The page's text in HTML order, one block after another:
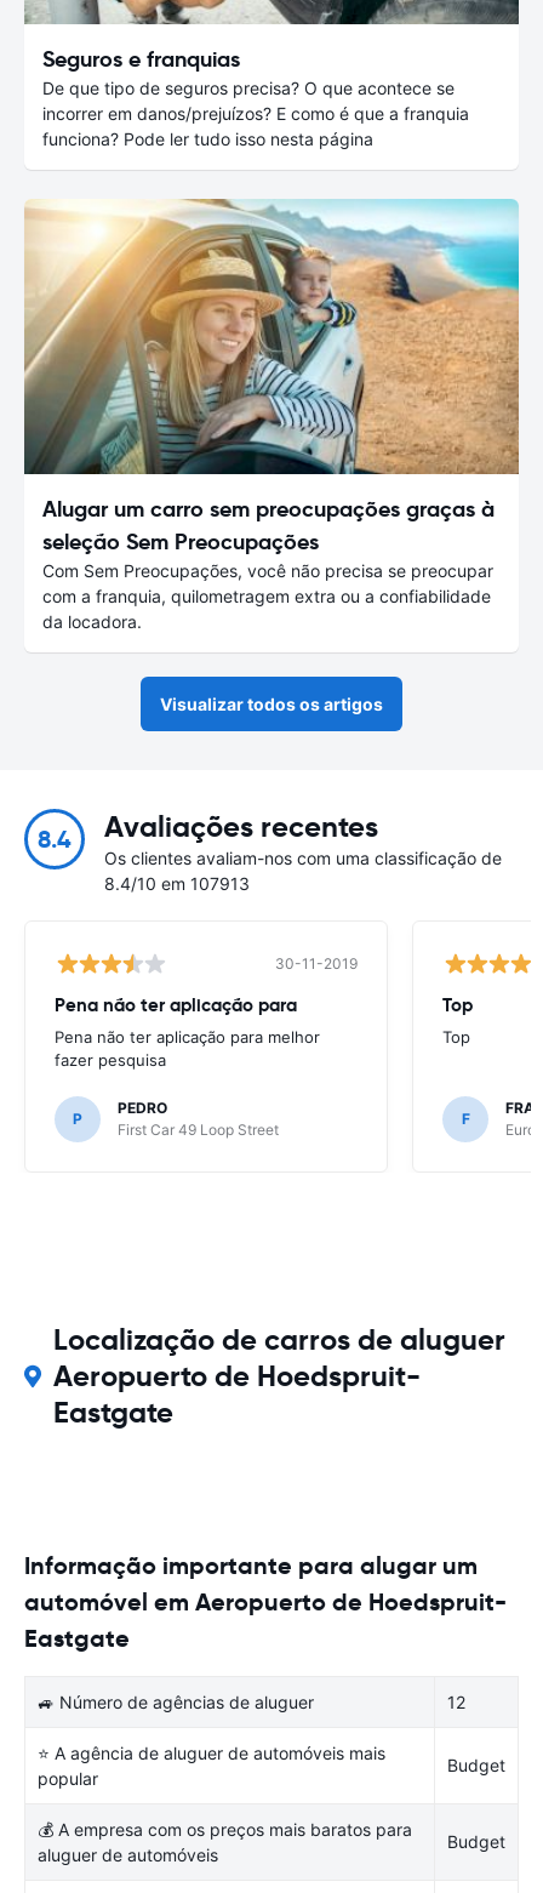
Seguros e franquias
De que tipo de seguros precisa? O que acontece se
incorrer em danos/prejuízos? E como é que a franquia
funciona? Pode ler tudo isso nesta página
Alugar um carro sem preocupações graças à
seleção Sem Preocupações
Com Sem Preocupações, você não precisa se preocupar
com a franquia, quilometragem extra ou a confiabilidade
da locadora.
Visualizar todos os artigos
8.4 Avaliações recentes
Os clientes avaliam-nos com uma classificação de
8.4/10 em 107913
30-11-2019
Pena não ter aplicação para
Pena não ter aplicação para melhor
fazer pesquisa
P
PEDRO
First Car 49 Loop Street
Top
Top
F
Localização de carros de aluguer
Aeropuerto de Hoedspruit-
Eastgate
Informação importante para alugar um
automóvel em Aeropuerto de Hoedspruit-
Eastgate
🚙 Número de agências de aluguer 12
⭐ A agência de aluguer de automóveis mais
popular
Budget
💰 A empresa com os preços mais baratos para
aluguer de automóveis
Budget